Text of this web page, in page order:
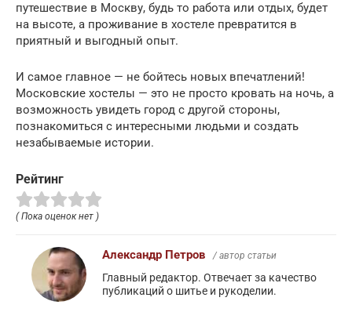
путешествие в Москву, будь то работа или отдых, будет
на высоте, а проживание в хостеле превратится в
приятный и выгодный опыт.
И самое главное — не бойтесь новых впечатлений!
Московские хостелы — это не просто кровать на ночь, а
возможность увидеть город с другой стороны,
познакомиться с интересными людьми и создать
незабываемые истории.
Рейтинг
( Пока оценок нет )
Александр Петров / автор статьи
Главный редактор. Отвечает за качество
публикаций о шитье и рукоделии.